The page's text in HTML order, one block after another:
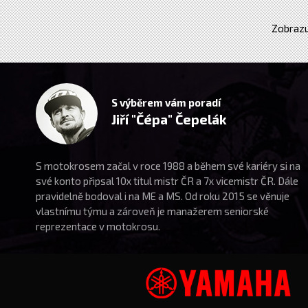
S výběrem vám poradí
Jiří "Čépa" Čepelák
S motokrosem začal v roce 1988 a během své kariéry si na
své konto připsal 10x titul mistr ČR a 7x vicemistr ČR. Dále
pravidelně bodoval i na ME a MS. Od roku 2015 se věnuje
vlastnímu týmu a zároveň je manažerem seniorské
reprezentace v motokrosu.